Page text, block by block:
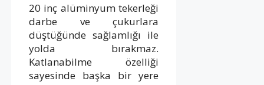
20 inç alüminyum tekerleği
darbe ve çukurlara
düştüğünde sağlamlığı ile
yolda bırakmaz.
Katlanabilme özelliği
sayesinde başka bir yere